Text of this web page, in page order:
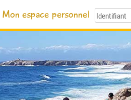
Mon espace personnel